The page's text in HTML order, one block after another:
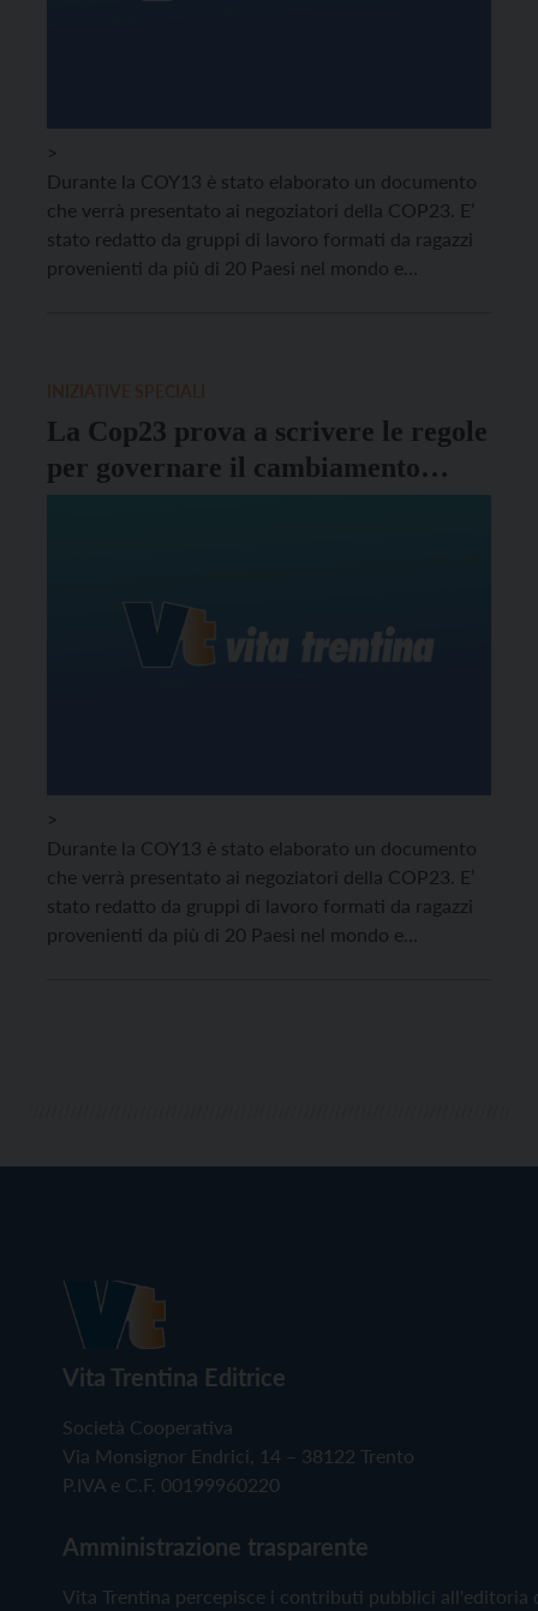
>
Durante la COY13 è stato elaborato un documento
che verrà presentato ai negoziatori della COP23. E’
stato redatto da gruppi di lavoro formati da ragazzi
provenienti da più di 20 Paesi nel mondo e
La Cop23 prova a scrivere le regole
per governare il cambiamento
climatico
>
Durante la COY13 è stato elaborato un documento
che verrà presentato ai negoziatori della COP23. E’
stato redatto da gruppi di lavoro formati da ragazzi
provenienti da più di 20 Paesi nel mondo e
Vita Trentina Editrice
Società Cooperativa
Via Monsignor Endrici, 14 – 38122 Trento
P.IVA e C.F. 00199960220
Amministrazione trasparente
Vita Trentina percepisce i contributi pubblici all'editoria